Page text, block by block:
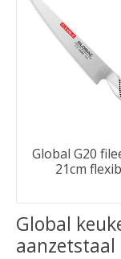
Global G20
21cm
Global
aanzetstaal